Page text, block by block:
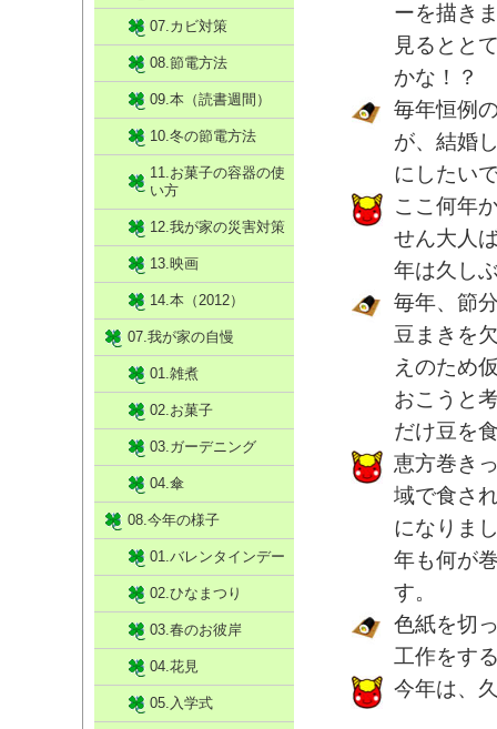
ーを描き
見るとと
かな！？
毎年恒例
が、結婚
にしたい
ここ何年
せん大人
年は久し
毎年、節
豆まきを
えのため
おこうと
だけ豆を
恵方巻き
域で食さ
になりま
年も何が
す。
色紙を切
工作をす
今年は、
07.カビ対策
08.節電方法
09.本（読書週間）
10.冬の節電方法
11.お菓子の容器の使
い方
12.我が家の災害対策
13.映画
14.本（2012）
07.我が家の自慢
01.雑煮
02.お菓子
03.ガーデニング
04.傘
08.今年の様子
01.バレンタインデー
02.ひなまつり
03.春のお彼岸
04.花見
05.入学式